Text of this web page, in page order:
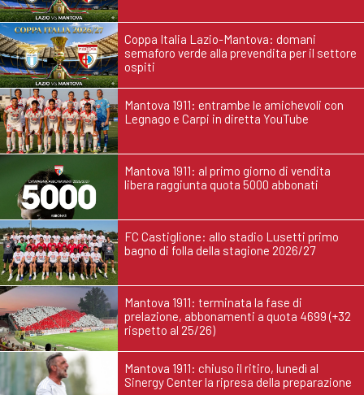
Coppa Italia Lazio-Mantova: domani
semaforo verde alla prevendita per il settore
ospiti
Mantova 1911: entrambe le amichevoli con
Legnago e Carpi in diretta YouTube
Mantova 1911: al primo giorno di vendita
libera raggiunta quota 5000 abbonati
FC Castiglione: allo stadio Lusetti primo
bagno di folla della stagione 2026/27
Mantova 1911: terminata la fase di
prelazione, abbonamenti a quota 4699 (+32
rispetto al 25/26)
Mantova 1911: chiuso il ritiro, lunedì al
Sinergy Center la ripresa della preparazione